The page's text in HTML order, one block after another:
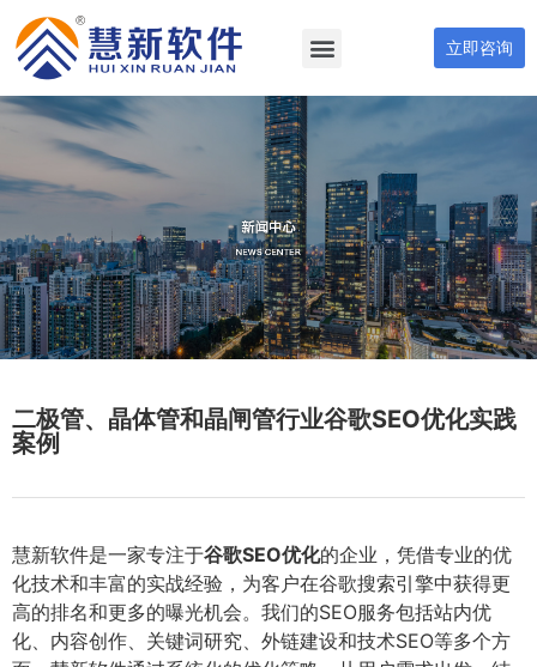
立即咨询
二极管、晶体管和晶闸管行业谷歌SEO优化实践
案例
慧新软件是一家专注于谷歌SEO优化的企业，凭借专业的优
化技术和丰富的实战经验，为客户在谷歌搜索引擎中获得更
高的排名和更多的曝光机会。我们的SEO服务包括站内优
化、内容创作、关键词研究、外链建设和技术SEO等多个方